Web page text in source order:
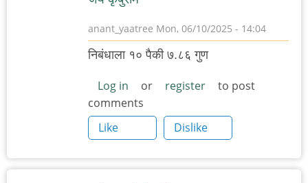
anant_yaatree Mon, 06/10/2025 - 14:04
निबंधाला १० पैकी ७.८६ गुण
Log in or register
to post
comments
Like
Dislike